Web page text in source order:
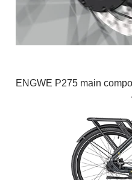
ENGWE P275 main